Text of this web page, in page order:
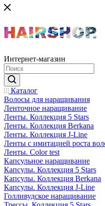
Интернет-магазин
Каталог
Волосы для наращивания
Ленточное наращивание
Ленты. Коллекция 5 Stars
Ленты. Коллекция Berkana
Ленты. Коллекция J-Line
Ленты с имитацией роста
Ленты. Color test
Капсульное наращивание
Капсулы. Коллекция 5 Stars
Капсулы. Коллекция Berkana
Капсулы. Коллекция J-Line
Голливудское наращивание